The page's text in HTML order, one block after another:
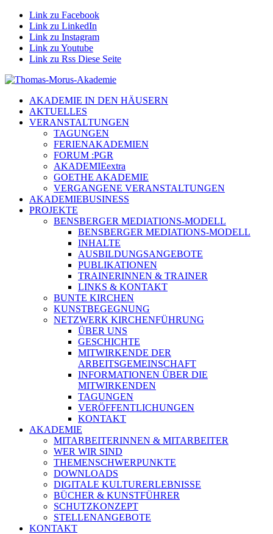
Link zu Facebook
Link zu LinkedIn
Link zu Instagram
Link zu Youtube
Link zu Rss Diese Seite
AKADEMIE IN DEN HÄUSERN
AKTUELLES
VERANSTALTUNGEN
TAGUNGEN
FERIENAKADEMIEN
FORUM :PGR
AKADEMIEextra
GOETHE AKADEMIE
VERGANGENE VERANSTALTUNGEN
AKADEMIEBUSINESS
PROJEKTE
BENSBERGER MEDIATIONS-MODELL
BENSBERGER MEDIATIONS-MODELL
INHALTE
AUSBILDUNGSANGEBOTE
PUBLIKATIONEN
TRAINERINNEN & TRAINER
LINKS & KONTAKT
BUNTE KIRCHEN
KUNSTBEGEGNUNG
NETZWERK KIRCHENFÜHRUNG
ÜBER UNS
GESCHICHTE
MITWIRKENDE DER
ARBEITSGEMEINSCHAFT
INFORMATIONEN ÜBER DIE
MITWIRKENDEN
TAGUNGEN
VERÖFFENTLICHUNGEN
KONTAKT
AKADEMIE
MITARBEITERINNEN & MITARBEITER
WER WIR SIND
THEMENSCHWERPUNKTE
DOWNLOADS
DIGITALE KULTURERLEBNISSE
BÜCHER & KUNSTFÜHRER
SCHUTZKONZEPT
STELLENANGEBOTE
KONTAKT